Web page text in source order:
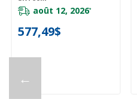
←
août 12, 2026*
577,49$